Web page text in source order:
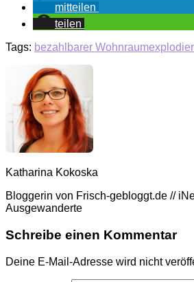
mitteilen
teilen
Tags: bezahlbarer Wohnraum
Katharina Kokoska
Bloggerin von Frisch-gebloggt.de //
Ausgewanderte
Schreibe einen Kommentar
Deine E-Mail-Adresse wird nicht